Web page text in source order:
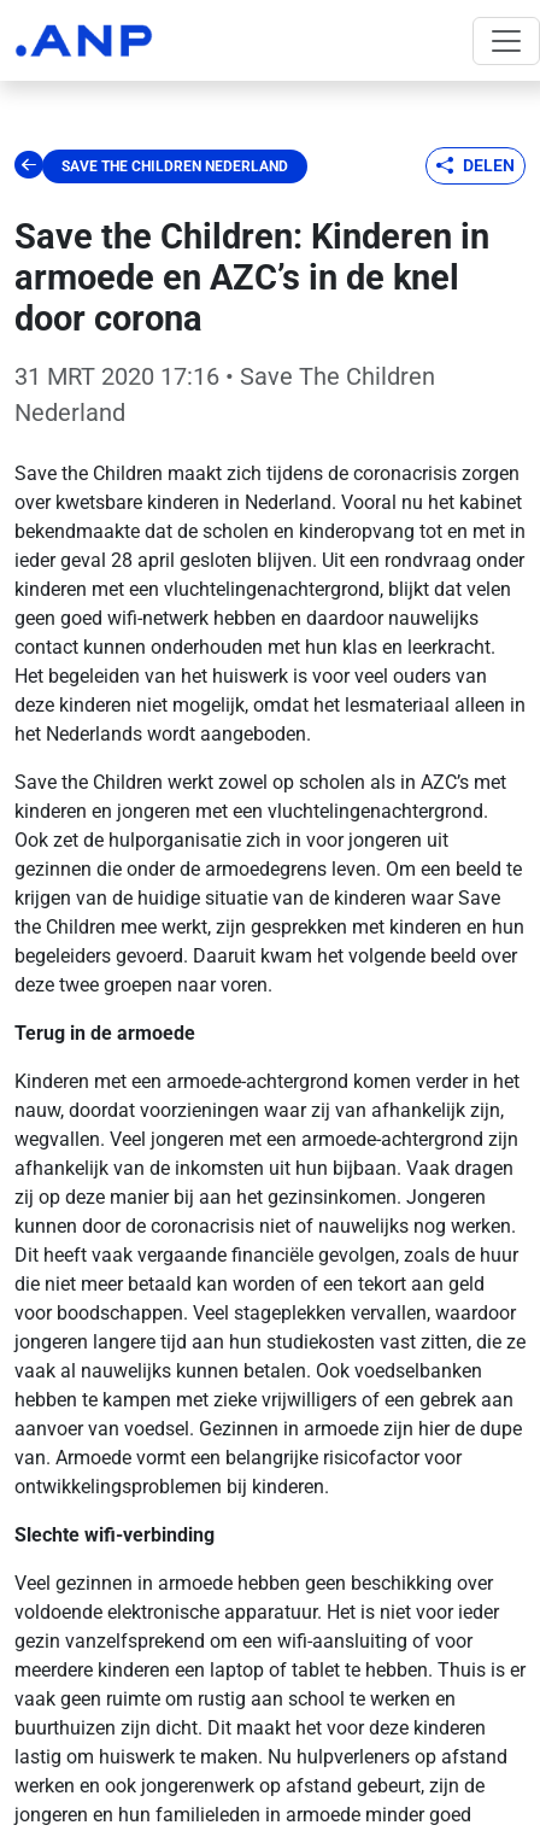
SAVE THE CHILDREN NEDERLAND DELEN
Save the Children: Kinderen in
armoede en AZC’s in de knel
door corona
31 MRT 2020 17:16 • Save The Children
Nederland
Save the Children maakt zich tijdens de coronacrisis zorgen
over kwetsbare kinderen in Nederland. Vooral nu het kabinet
bekendmaakte dat de scholen en kinderopvang tot en met in
ieder geval 28 april gesloten blijven. Uit een rondvraag onder
kinderen met een vluchtelingenachtergrond, blijkt dat velen
geen goed wifi-netwerk hebben en daardoor nauwelijks
contact kunnen onderhouden met hun klas en leerkracht.
Het begeleiden van het huiswerk is voor veel ouders van
deze kinderen niet mogelijk, omdat het lesmateriaal alleen in
het Nederlands wordt aangeboden.
Save the Children werkt zowel op scholen als in AZC’s met
kinderen en jongeren met een vluchtelingenachtergrond.
Ook zet de hulporganisatie zich in voor jongeren uit
gezinnen die onder de armoedegrens leven. Om een beeld te
krijgen van de huidige situatie van de kinderen waar Save
the Children mee werkt, zijn gesprekken met kinderen en hun
begeleiders gevoerd. Daaruit kwam het volgende beeld over
deze twee groepen naar voren.
Terug in de armoede
Kinderen met een armoede-achtergrond komen verder in het
nauw, doordat voorzieningen waar zij van afhankelijk zijn,
wegvallen. Veel jongeren met een armoede-achtergrond zijn
afhankelijk van de inkomsten uit hun bijbaan. Vaak dragen
zij op deze manier bij aan het gezinsinkomen. Jongeren
kunnen door de coronacrisis niet of nauwelijks nog werken.
Dit heeft vaak vergaande financiële gevolgen, zoals de huur
die niet meer betaald kan worden of een tekort aan geld
voor boodschappen. Veel stageplekken vervallen, waardoor
jongeren langere tijd aan hun studiekosten vast zitten, die ze
vaak al nauwelijks kunnen betalen. Ook voedselbanken
hebben te kampen met zieke vrijwilligers of een gebrek aan
aanvoer van voedsel. Gezinnen in armoede zijn hier de dupe
van. Armoede vormt een belangrijke risicofactor voor
ontwikkelingsproblemen bij kinderen.
Slechte wifi-verbinding
Veel gezinnen in armoede hebben geen beschikking over
voldoende elektronische apparatuur. Het is niet voor ieder
gezin vanzelfsprekend om een wifi-aansluiting of voor
meerdere kinderen een laptop of tablet te hebben. Thuis is er
vaak geen ruimte om rustig aan school te werken en
buurthuizen zijn dicht. Dit maakt het voor deze kinderen
lastig om huiswerk te maken. Nu hulpverleners op afstand
werken en ook jongerenwerk op afstand gebeurt, zijn de
jongeren en hun familieleden in armoede minder goed